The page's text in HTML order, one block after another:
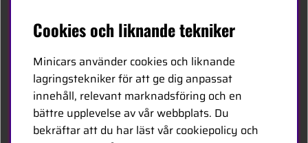
Bli återförsäljare
Bli leverantör
Jobba hos oss
Cookies och liknande tekniker
Minicars använder cookies och liknande
lagringstekniker för att ge dig anpassat
innehåll, relevant marknadsföring och en
bättre upplevelse av vår webbplats. Du
bekräftar att du har läst vår cookiepolicy och